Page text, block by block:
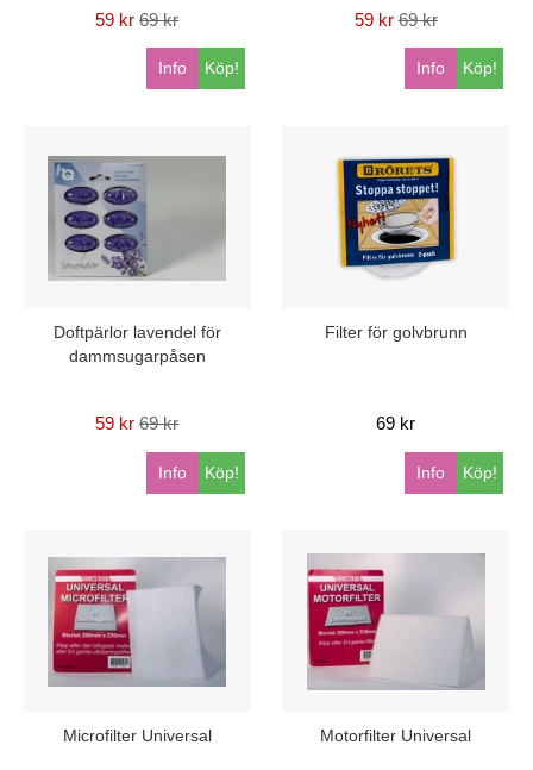
59 kr 69 kr
Köp!
Info
59 kr 69 kr
Köp!
Info
Doftpärlor lavendel för
dammsugarpåsen
59 kr 69 kr
Köp!
Info
Filter för golvbrunn
69 kr
Köp!
Info
Microfilter Universal Motorfilter Universal